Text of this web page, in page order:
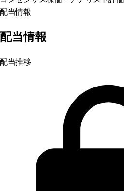
配当情報
配当情報
配当推移